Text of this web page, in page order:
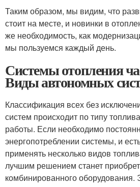
Таким образом, мы видим, что
стоит на месте, и новинки в
же необходимость, как
мы пользуемся каждый день.
Системы отопления
Виды автономных
Классификация всех без
систем происходит по типу
работы. Если необходимо
энергопотреблении системы, и
применять несколько видов
лучшим решением станет
комбинированного